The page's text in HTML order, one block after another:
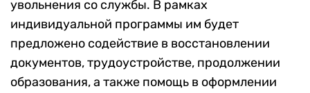
увольнения со службы. В рамках
индивидуальной программы им будет
предложено содействие в восстановлении
документов, трудоустройстве, продолжении
образования, а также помощь в оформлении